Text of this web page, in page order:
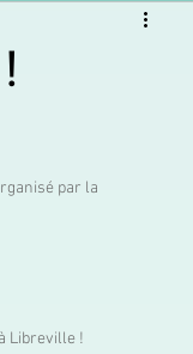
par la
à Libreville !